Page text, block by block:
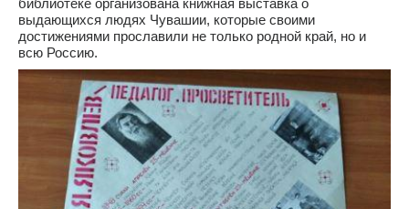
библиотеке организована книжная выставка о
выдающихся людях Чувашии, которые своими
достижениями прославили не только родной край, но и
всю Россию.